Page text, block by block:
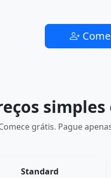
grátis. Pague
Standard